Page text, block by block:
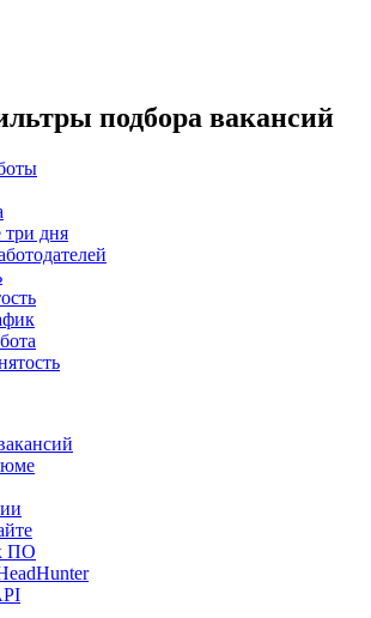
подбора вакансий
три дня
ПО